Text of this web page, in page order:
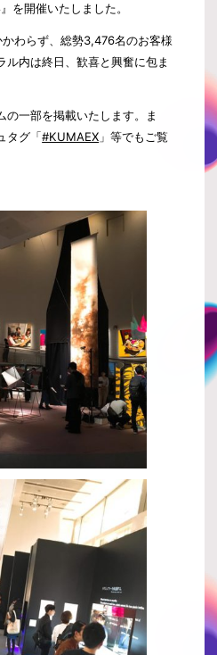
を開催いたしました。
わらず、総勢3,476名のお客様
ル内は終日、歓喜と興奮に包ま
の一部を掲載いたします。ま
タグ「#KUMAEX 」等でもご覧